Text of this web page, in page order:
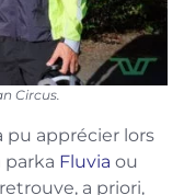
Circus.
pu apprécier lors
parka Fluvia ou
a priori,